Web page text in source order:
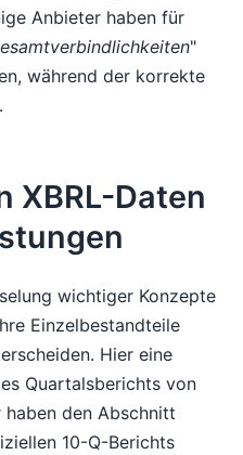
Anbieter haben für
"
während der korrekte
XBRL-Daten
wichtiger Konzepte
Einzelbestandteile
Hier eine
Quartalsberichts von
haben den Abschnitt
10-Q-Berichts